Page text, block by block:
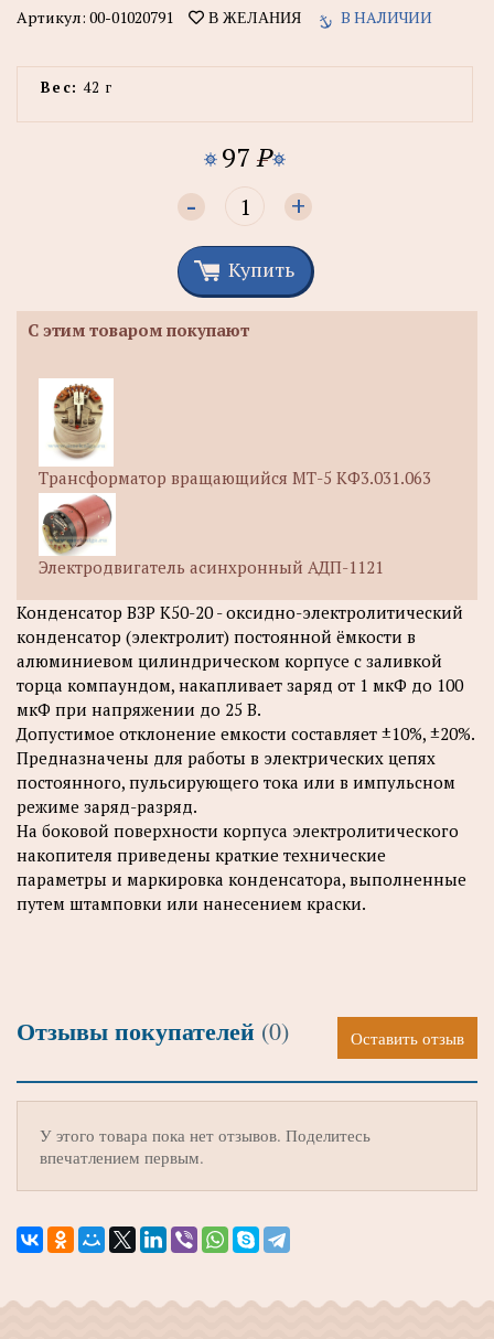
Артикул: 00-01020791 В ЖЕЛАНИЯ В НАЛИЧИИ
Вес: 42 г
97 P
- +
Купить
С этим товаром покупают
Трансформатор вращающийся МТ-5 КФ3.031.063
Электродвигатель асинхронный АДП-1121
Конденсатор ВЗР К50-20 - оксидно-электролитический
конденсатор (электролит) постоянной ёмкости в
алюминиевом цилиндрическом корпусе с заливкой
торца компаундом, накапливает заряд от 1 мкФ до 100
мкФ при напряжении до 25 В.
Допустимое отклонение емкости составляет ±10%, ±20%.
Предназначены для работы в электрических цепях
постоянного, пульсирующего тока или в импульсном
режиме заряд-разряд.
На боковой поверхности корпуса электролитического
накопителя приведены краткие технические
параметры и маркировка конденсатора, выполненные
путем штамповки или нанесением краски.
Отзывы покупателей (0) Оставить отзыв
У этого товара пока нет отзывов. Поделитесь
впечатлением первым.